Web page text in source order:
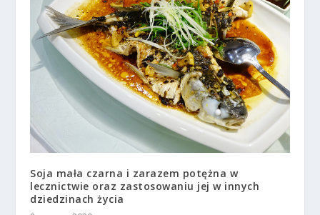
Soja mała czarna i zarazem potężna w
lecznictwie oraz zastosowaniu jej w innych
dziedzinach życia